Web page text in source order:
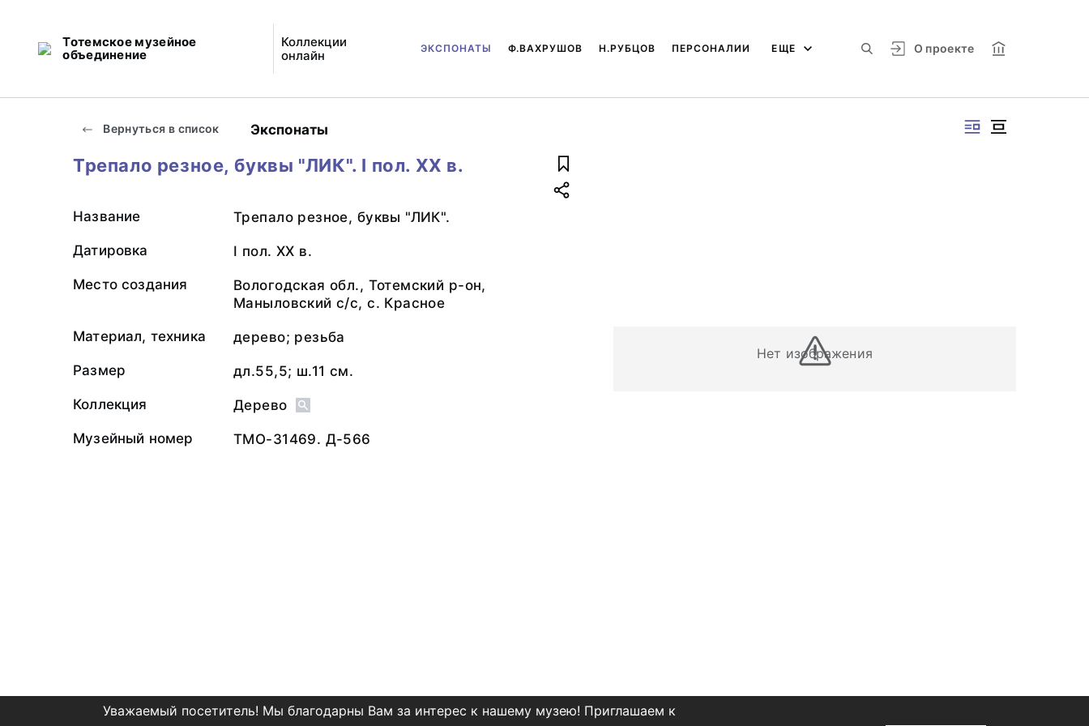
Тотемское музейное
объединение
Коллекции
онлайн
О проекте
ЭКСПОНАТЫ Ф.ВАХРУШОВ Н.РУБЦОВ ПЕРСОНАЛИИ ЕЩЕ
Вернуться в список Экспонаты
Нет изображения
Трепало резное, буквы "ЛИК". I пол. XX в.
Название Трепало резное, буквы "ЛИК".
Датировка I пол. XX в.
Место создания
Вологодская обл., Тотемский р-он,
Маныловский с/с, с. Красное
Материал, техника дерево; резьба
Размер дл.55,5; ш.11 см.
Коллекция Дерево
Музейный номер ТМО-31469. Д-566
Уважаемый посетитель! Мы благодарны Вам за интерес к нашему музею! Приглашаем к